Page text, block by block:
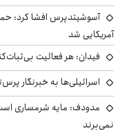
آمریکایی شد
فیدان: هر فعالیت
اسرائیلی‌ها به خبرنگار
مدودف: مایه شرمساری است
نمی‌برند